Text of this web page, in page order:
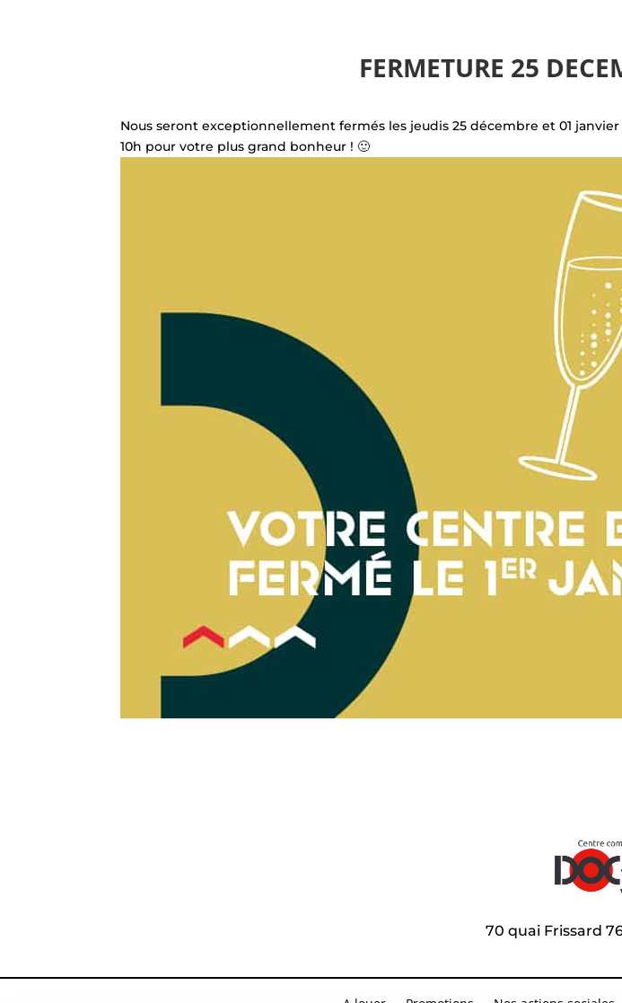
FERMETURE 25
Nous seront exceptionnellement fermés les jeudis 25 décembre et 01
10h pour votre plus grand bonheur ! 🙂
70 quai Frissard